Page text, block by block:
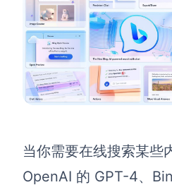
当你需要在线搜索某些
OpenAI 的 GPT-4、